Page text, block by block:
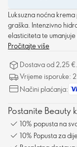
Luksuzna noćna
graška. Intenzivno
elasticiteta te
Pročitajte više
Dostava od 2,25
Vrijeme isporuke:
Načini plaćanja:
Postanite Beauty
10% popusta na
10% Popusta za